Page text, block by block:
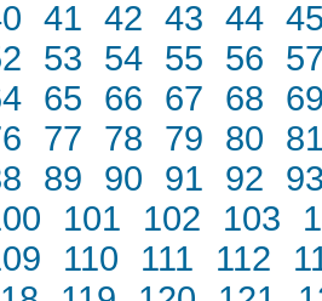
41 42 43 44
53 54 55 56
65 66 67 68
77 78 79 80
89 90 91 92
101 102 103
110 111 112